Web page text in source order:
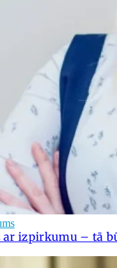
ar izpirkumu – tā